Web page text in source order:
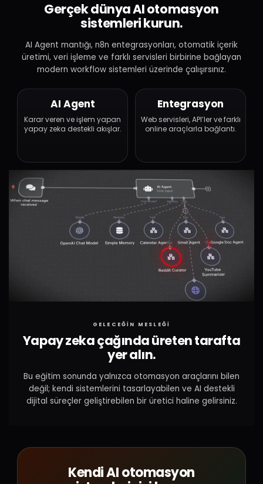
Gerçek dünya AI otomasyon
sistemleri kurun.
AI Agent mantığı, n8n entegrasyonları, otomatik içerik
üretimi, veri işleme ve farklı servisleri birbirine bağlayan
modern workflow sistemleri üzerinde çalışırsınız.
AI Agent
Karar veren ve işlem yapan
yapay zeka destekli akışlar.
Entegrasyon
Web servisleri, API’ler ve farklı
online araçlarla bağlantı.
GELECEĞİN MESLEĞİ
Yapay zeka çağında üreten tarafta
yer alın.
Bu eğitim sonunda yalnızca otomasyon araçlarını bilen
değil; kendi sistemlerini tasarlayabilen ve AI destekli
dijital süreçler geliştirebilen bir üretici haline gelirsiniz.
Kendi AI otomasyon